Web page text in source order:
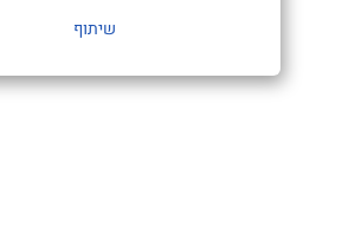
שיתוף